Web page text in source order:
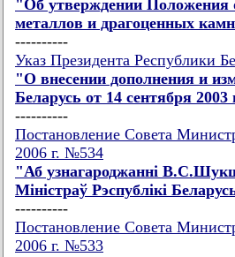
"Об утверждении Положения
металлов и драгоценных
----------
Указ Президента Республики
"О внесении дополнения и
Беларусь от 14 сентября 2003
----------
Постановление Совета
2006 г. №534
"Аб узнагароджаннi
Мiнiстраў Рэспублiкi
----------
Постановление Совета
2006 г. №533